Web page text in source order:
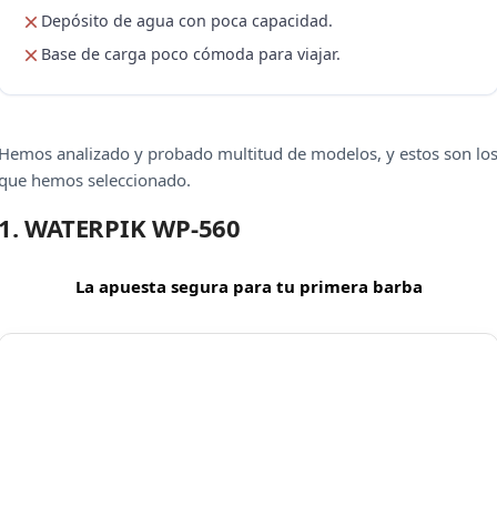
Depósito de agua con poca capacidad.
Base de carga poco cómoda para viajar.
analizado y probado multitud de modelos, y estos son los
hemos seleccionado.
WATERPIK WP-560
La apuesta segura para tu primera barba